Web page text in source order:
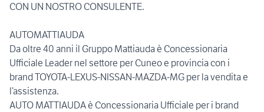
CON UN NOSTRO CONSULENTE.
AUTOMATTIAUDA
Da oltre 40 anni il Gruppo Mattiauda è Concessionaria
Ufficiale Leader nel settore per Cuneo e provincia con i
brand TOYOTA-LEXUS-NISSAN-MAZDA-MG per la vendita e
l’assistenza.
AUTO MATTIAUDA è Concessionaria Ufficiale per i brand